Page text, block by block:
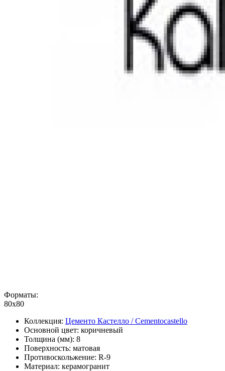
Форматы:
80x80
Коллекция: Цементо Кастелло / Cementocastello
Основной цвет: коричневый
Толщина (мм): 8
Поверхность: матовая
Противоскольжение: R-9
Материал: керамогранит